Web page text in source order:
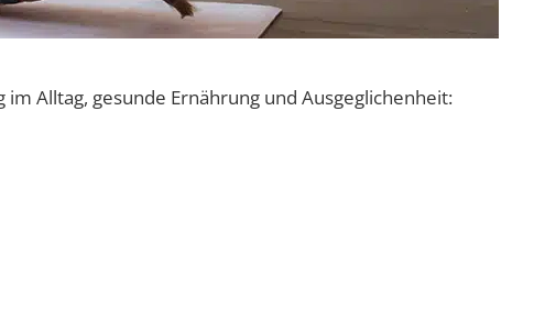
Alltag, gesunde Ernährung und Ausgeglichenheit: